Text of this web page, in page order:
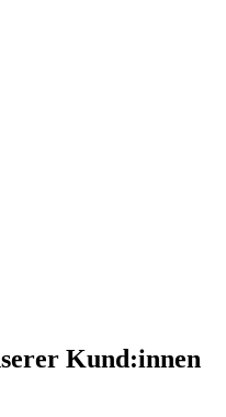
Kund:innen